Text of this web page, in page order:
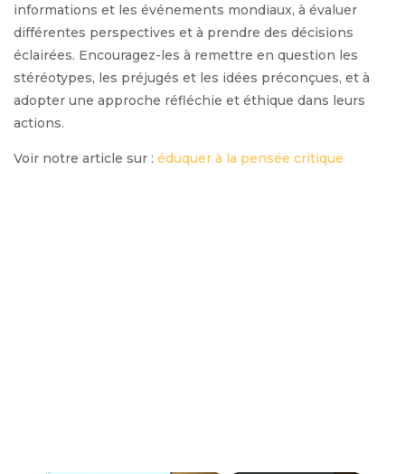
informations et les événements mondiaux, à évaluer
différentes perspectives et à prendre des décisions
éclairées. Encouragez-les à remettre en question les
stéréotypes, les préjugés et les idées préconçues, et à
adopter une approche réfléchie et éthique dans leurs
actions.
Voir notre article sur : éduquer à la pensée critique